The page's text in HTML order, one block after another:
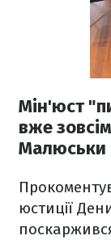
Мін'юст
вже
Малюськи
юстиції